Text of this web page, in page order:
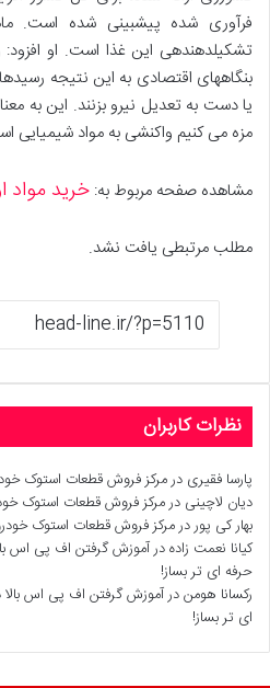
فرآوری شده پیشبینی شده است.
تشکیلدهندهی این غذا است. او
بنگاههای اقتصادی به این نتیجه
یا دست به تعدیل نیرو بزنند. این به
مزه می کنیم واکنشی به مواد شیمیایی
مشاهده صفحه مربوط به: خرید مواد
مطلب مرتبطی یافت نشد.
نظرات کاربران
پارسا فقیری درمرکز فروش قطعات استوک
دیان لاچینی درمرکز فروش قطعات استوک
بهار کی پوردرمرکز فروش قطعات استوک
کیانا نعمت زادهدرآموزش گرفتن اف پی اس
حرفه ای تر بساز!
رکسانا هومندرآموزش گرفتن اف پی اس بالا
ای تر بساز!